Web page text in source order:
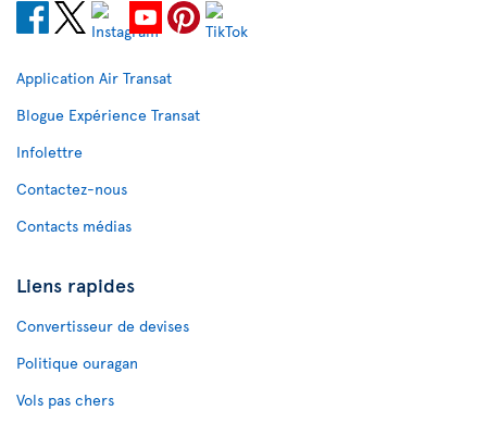
Application Air Transat
Blogue Expérience Transat
Infolettre
Contactez-nous
Contacts médias
Liens rapides
Convertisseur de devises
Politique ouragan
Vols pas chers